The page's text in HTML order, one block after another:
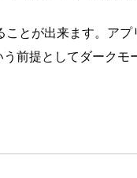
とが出来ます。ア
提としてダークモ